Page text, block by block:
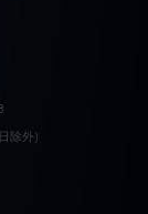
除外)